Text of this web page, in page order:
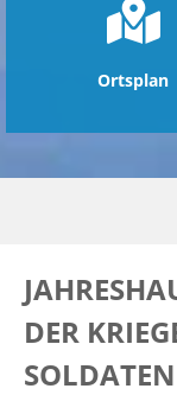
Ortsplan
DER